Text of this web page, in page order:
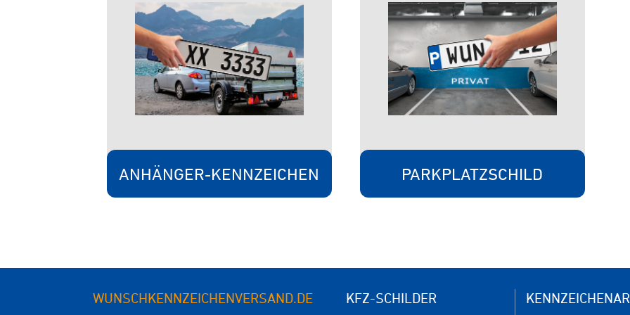
ANHÄNGER-KENNZEICHEN PARKPLATZSCHILD
WUNSCHKENNZEICHENVERSAND.DE KFZ-SCHILDER